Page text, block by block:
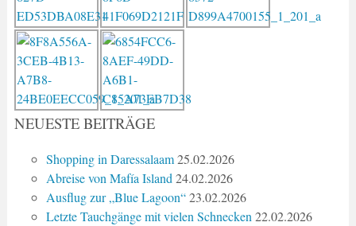
NEUESTE BEITRÄGE
Shopping in Daressalaam 25.02.2026
Abreise von Mafía Island 24.02.2026
Ausflug zur „Blue Lagoon“ 23.02.2026
Letzte Tauchgänge mit vielen Schnecken 22.02.2026